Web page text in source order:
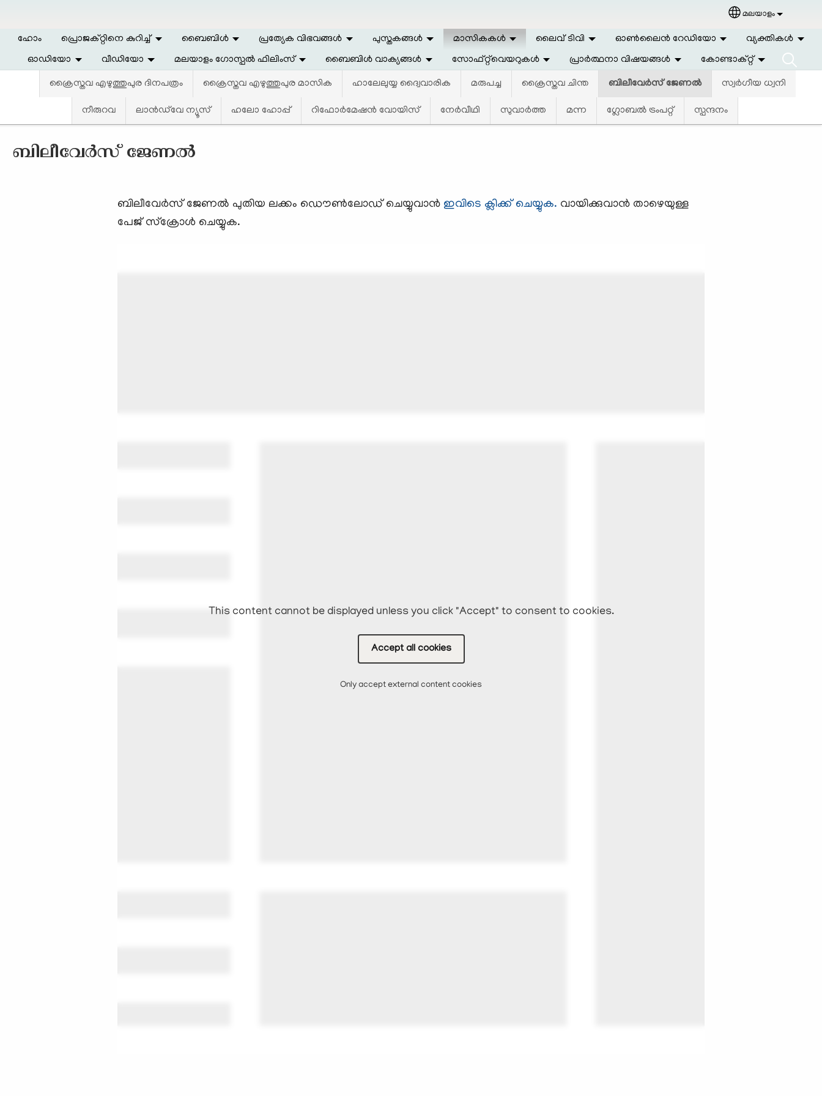
Select your
മലയാളം
ഹോം പ്രൊജക്റ്റിനെ കുറിച്ച് ബൈബിള്‍ പ്രത്യേക വിഭവങ്ങള്‍ പുസ്തകങ്ങള്‍ മാസികകള്‍
ക്രൈസ്തവ എഴുത്തുപുര ദിനപത്രം ക്രൈസ്തവ എഴുത്തുപുര മാസിക ഹാലേലുയ്യ ദ്വൈവാരിക മരുപച്ച ക്രൈസ്തവ ചിന്ത ബിലീവേര്‍സ് ജേണല്‍ സ്വര്‍ഗീയ ധ്വനി
നീരുറവ ലാന്‍ഡ്‌വേ ന്യൂസ്‌ ഹലോ ഹോപ്പ് റിഫോര്‍മേഷന്‍ വോയിസ്‌ നേര്‍വീഥി സുവാര്‍ത്ത മന്ന ഗ്ലോബല്‍ ട്രംപറ്റ് സ്പന്ദനം
ലൈവ് ടിവി ഓണ്‍ലൈന്‍ റേഡിയോ
വ്യക്തികള്‍
ഓഡിയോ
വീഡിയോ മലയാളം ഗോസ്പൽ ഫിലിംസ് ബൈബിള്‍ വാക്യങ്ങള്‍ സോഫ്റ്റ്‌വെയറുകള്‍ പ്രാര്‍ത്ഥനാ വിഷയങ്ങള്‍ കോണ്ടാക്റ്റ്
ബിലീവേര്‍സ് ജേണല്‍
ബിലീവേര്‍സ് ജേണല്‍ പുതിയ ലക്കം ഡൌണ്‍ലോഡ് ചെയ്യുവാന്‍ ഇവിടെ ക്ലിക്ക് ചെയ്യുക. വായിക്കുവാന്‍ താഴെയുള്ള
പേജ് സ്ക്രോള്‍ ചെയ്യുക.
This content cannot be displayed unless you click "Accept" to consent to cookies.
Accept all cookies
Only accept external content cookies